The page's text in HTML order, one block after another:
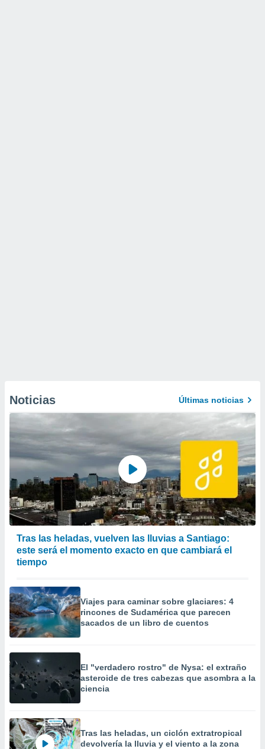
Noticias Últimas noticias
Tras las heladas, vuelven las lluvias a Santiago:
este será el momento exacto en que cambiará el
tiempo
Viajes para caminar sobre glaciares: 4
rincones de Sudamérica que parecen
sacados de un libro de cuentos
El "verdadero rostro" de Nysa: el extraño
asteroide de tres cabezas que asombra a la
ciencia
Tras las heladas, un ciclón extratropical
devolvería la lluvia y el viento a la zona